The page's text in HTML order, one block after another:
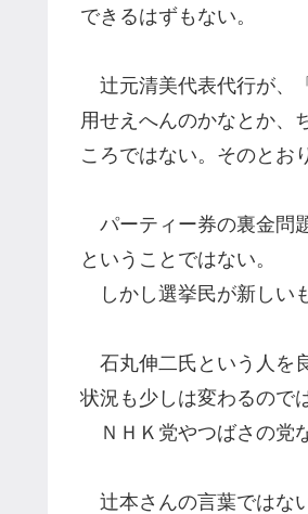
できるはずもない。
辻元清美代表代行が、
用せえへんのかなとか、
ころではない。そのとお
パーティ ー券の裏金問
ということではない。
しかし選挙民が新しい
石丸伸二氏と いう人を
状況も 少しは変わるので
ＮＨＫ党やつばさの党
辻本さんの言葉ではな